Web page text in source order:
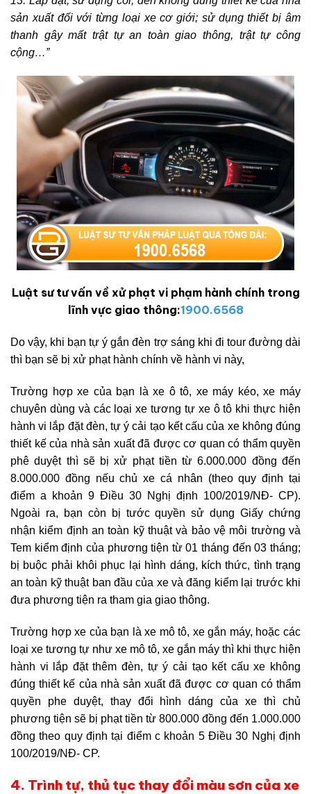
sản xuất đối với từng loại xe cơ giới; sử dụng thiết bị âm
thanh gây mất trật tự an toàn giao thông, trật tự công
cộng…”
Luật sư tư vấn về xử phạt vi phạm hành chính trong
lĩnh vực giao thông:1900.6568
Do vậy, khi bạn tự ý gắn đèn trợ sáng khi đi tour đường dài
thì bạn sẽ bị xử phạt hành chính về hành vi này,
Trường hợp xe của bạn là xe ô tô, xe máy kéo, xe máy
chuyên dùng và các loại xe tương tự xe ô tô khi thực hiện
hành vi lắp đặt đèn, tự ý cải tạo kết cấu của xe không đúng
thiết kế của nhà sản xuất đã được cơ quan có thẩm quyền
phê duyệt thì sẽ bị xử phạt tiền từ 6.000.000 đồng đến
8.000.000 đồng nếu chủ xe cá nhân (theo quy định tại
điểm a khoản 9 Điều 30 Nghị định 100/2019/NĐ- CP).
Ngoài ra, bạn còn bị tước quyền sử dụng Giấy chứng
nhận kiểm định an toàn kỹ thuật và bảo vệ môi trường và
Tem kiểm định của phương tiện từ 01 tháng đến 03 tháng;
bị buộc phải khôi phục lại hình dáng, kích thức, tình trạng
an toàn kỹ thuật ban đầu của xe và đăng kiểm lại trước khi
đưa phương tiện ra tham gia giao thông.
Trường hợp xe của bạn là xe mô tô, xe gắn máy, hoặc các
loại xe tương tự như xe mô tô, xe gắn máy thì khi thực hiện
hành vi lắp đặt thêm đèn, tự ý cải tạo kết cấu xe không
đúng thiết kế của nhà sản xuất đã được cơ quan có thẩm
quyền phe duyệt, thay đổi hình dáng của xe thì chủ
phương tiện sẽ bị phạt tiền từ 800.000 đồng đến 1.000.000
đồng theo quy định tại điểm c khoản 5 Điều 30 Nghị định
100/2019/NĐ- CP.
4. Trình tự, thủ tục thay đổi màu sơn của xe